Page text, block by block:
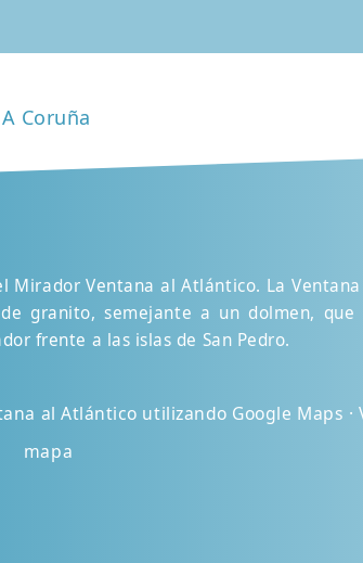
A Coruña
Mirador Ventana al Atlántico. La
granito, semejante a un dolmen, que
frente a las islas de San Pedro.
al Atlántico utilizando Google Maps ·
mapa